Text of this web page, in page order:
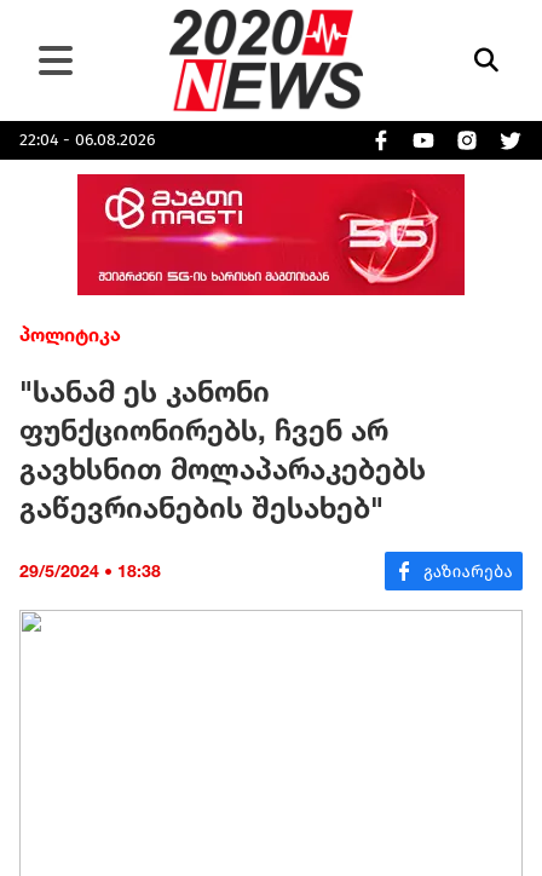
22:04 - 06.08.2026
პოლიტიკა
"სანამ ეს კანონი
ფუნქციონირებს, ჩვენ არ
გავხსნით მოლაპარაკებებს
გაწევრიანების შესახებ"
29/5/2024 • 18:38